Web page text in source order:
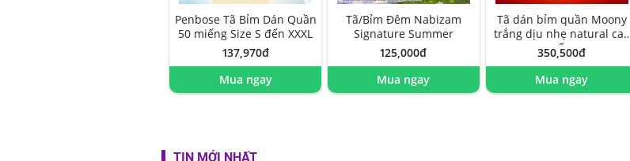
Penbose Tã Bỉm Dán Quần
50 miếng Size S đến XXXL
137,970đ
Mua ngay
Tã/Bỉm Đêm Nabizam
Signature Summer
125,000đ
Mua ngay
Tã dán bỉm quần Moony
trắng dịu nhẹ natural cao
cấp
350,500đ
Mua ngay
TIN MỚI NHẤT